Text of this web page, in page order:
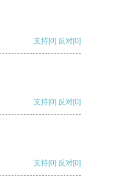
支持[0] 反对[0]
支持[0] 反对[0]
支持[0] 反对[0]